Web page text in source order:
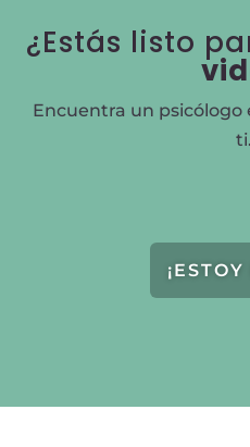
¿Estás listo
Encuentra un psicólogo
ti.